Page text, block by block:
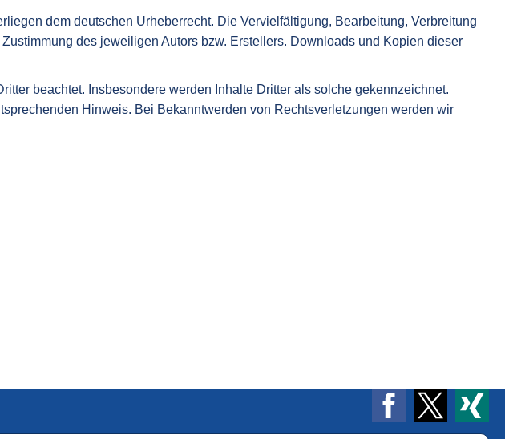
dem deutschen Urheberrecht. Die Vervielfältigung, Bearbeitung, Verbreitung
des jeweiligen Autors bzw. Erstellers. Downloads und Kopien dieser
beachtet. Insbesondere werden Inhalte Dritter als solche gekennzeichnet.
Hinweis. Bei Bekanntwerden von Rechtsverletzungen werden wir